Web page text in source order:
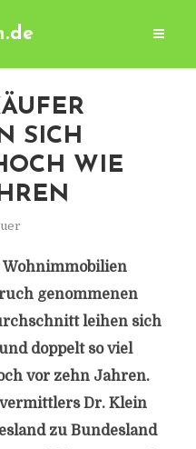
SICH
WIE
genommenen
leihen sich
doppelt so viel
vor zehn Jahren.
Dr. Klein
zu Bundesland